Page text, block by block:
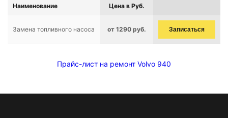
Наименование Цена в Руб.
Замена топливного насоса от 1290 руб. Записаться
Прайс-лист на ремонт Volvo 940